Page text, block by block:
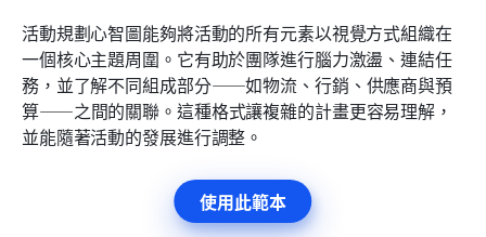
活動規劃心智圖能夠將活動的所有元素以視覺方式組織在
一個核心主題周圍。它有助於團隊進行腦力激盪、連結任
務，並了解不同組成部分——如物流、行銷、供應商與預
算——之間的關聯。這種格式讓複雜的計畫更容易理解，
並能隨著活動的發展進行調整。
使用此範本